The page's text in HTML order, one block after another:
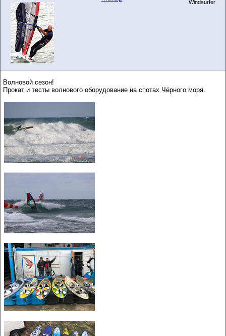
Windsurfer
Волновой сезон!
Прокат и тесты волнового оборудование на спотах Чёрного моря.